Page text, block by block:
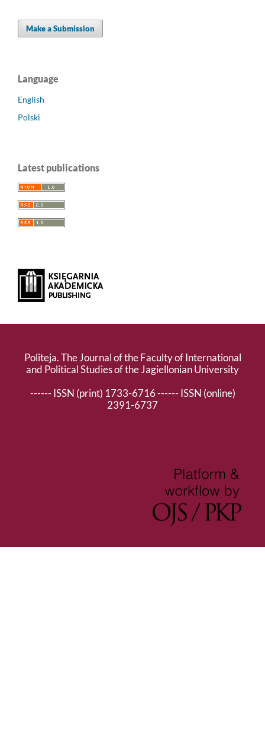
Make a Submission
Language
English
Polski
Latest publications
Politeja. The Journal of the Faculty of International
and Political Studies of the Jagiellonian University
------ ISSN (print) 1733-6716 ------ ISSN (online)
2391-6737